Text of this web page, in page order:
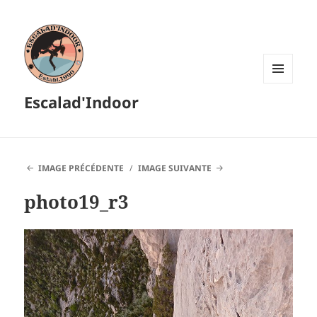
Escalad'Indoor
IMAGE PRÉCÉDENTE IMAGE SUIVANTE
photo19_r3